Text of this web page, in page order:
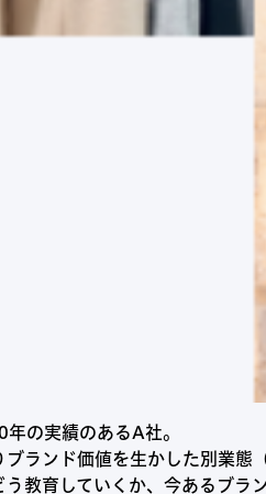
年の実績のあるA社。
ブランド価値を生かした別業態
う教育していくか、今あるブラ